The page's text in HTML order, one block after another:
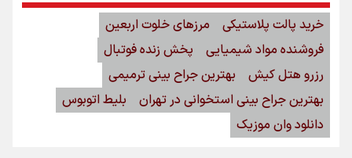
خرید پالت پلاستیکی
مرزهای خلوت اربعین
فروشنده مواد شیمیایی
پخش زنده فوتبال
رزرو هتل کیش
بهترین جراح بینی ترمیمی
بهترین جراح بینی استخوانی در تهران
بلیط اتوبوس
دانلود وان موزیک